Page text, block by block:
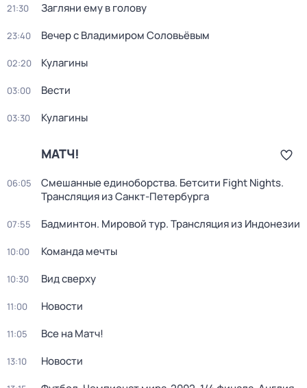
21:30 Загляни ему в голову
23:40 Вечер с Владимиром Соловьёвым
02:20 Кулагины
03:00 Вести
03:30 Кулагины
МАТЧ!
06:05
Смешанные единоборства. Бетсити Fight Nights.
Трансляция из Санкт-Петербурга
07:55 Бадминтон. Мировой тур. Трансляция из Индонезии
10:00 Команда мечты
10:30 Вид сверху
11:00 Новости
11:05 Все на Матч!
13:10 Новости